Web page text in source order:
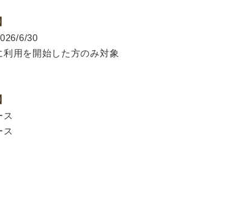
6/30
用を開始した方のみ対象
ス
ス